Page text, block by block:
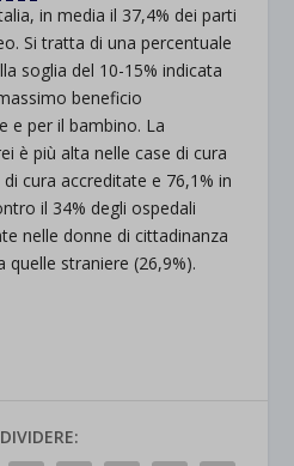
in media il 37,4% dei parti
Si tratta di una percentuale
soglia del 10-15% indicata
beneficio
e per il bambino. La
è più alta nelle case di cura
cura accreditate e 76,1% in
il 34% degli ospedali
nelle donne di cittadinanza
quelle straniere (26,9%).